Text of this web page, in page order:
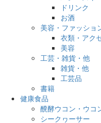
ドリンク
お酒
美容・ファッショ
衣類・アク
美容
工芸・雑貨・他
雑貨・他
工芸品
書籍
健康食品
醗酵ウコン・ウコ
シークヮーサー